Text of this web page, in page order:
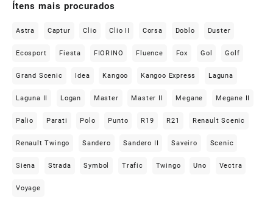
Ítens mais procurados
Astra Captur Clio Clio II Corsa Doblo Duster
Ecosport Fiesta FIORINO Fluence Fox Gol Golf
Grand Scenic Idea Kangoo Kangoo Express Laguna
Laguna II Logan Master Master II Megane Megane II
Palio Parati Polo Punto R19 R21 Renault Scenic
Renault Twingo Sandero Sandero II Saveiro Scenic
Siena Strada Symbol Trafic Twingo Uno Vectra
Voyage